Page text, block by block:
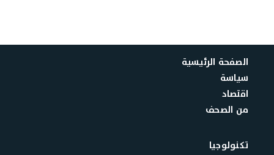
الصفحة الرئيسية
سياسة
اقتصاد
من الصحف
تكنولوجيا